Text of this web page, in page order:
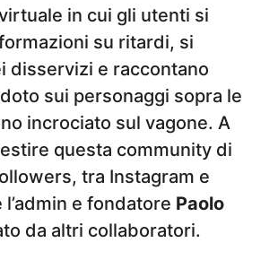
in cui gli utenti si
su ritardi, si
disservizi e raccontano
sui personaggi sopra le
incrociato sul vagone. A
questa community di
tra Instagram e
l’admin e fondatore Paolo
da altri collaboratori.